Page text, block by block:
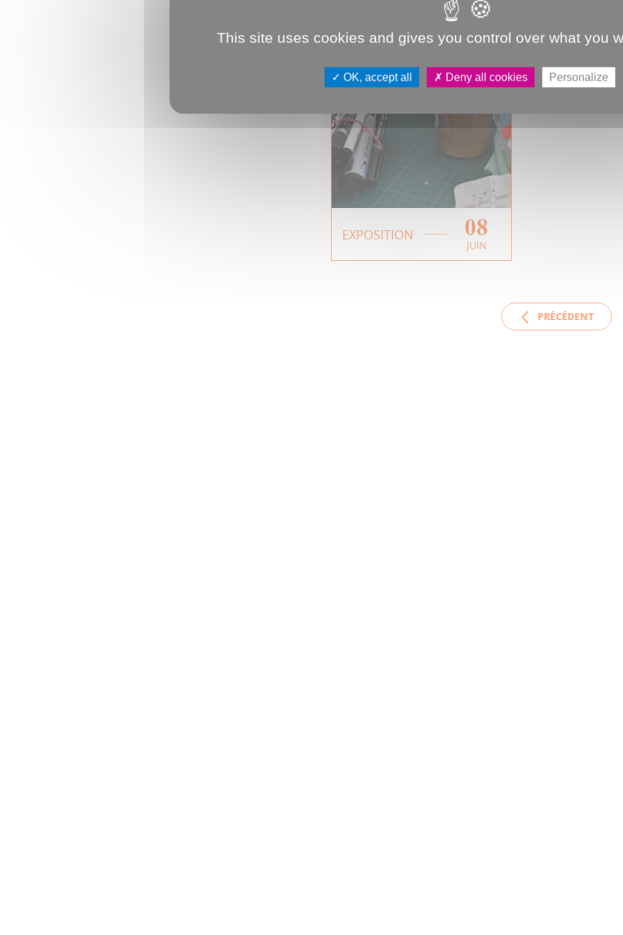
Exposition |
EXPOSITION 08
JUIN
PRÉCÉDENT
This site uses cookies and gives you control over what you
OK, accept all Deny all cookies Personalize